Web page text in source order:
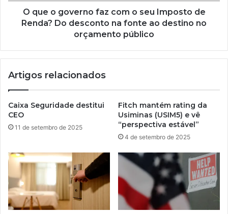
O que o governo faz com o seu Imposto de
Renda? Do desconto na fonte ao destino no
orçamento público
Artigos relacionados
Caixa Seguridade destitui
CEO
11 de setembro de 2025
Fitch mantém rating da
Usiminas (USIM5) e vê
“perspectiva estável”
4 de setembro de 2025